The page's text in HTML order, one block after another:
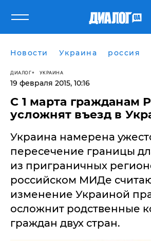
Новости Украина россия
ДИАЛОГ УКРАИНА
19 февраля 2015, 10:16
С 1 марта гражданам
усложнят въезд в
Украина намерена
пересечение границы
из приграничных
российском МИДе
изменение Украиной
осложнит родственные
граждан двух стран.